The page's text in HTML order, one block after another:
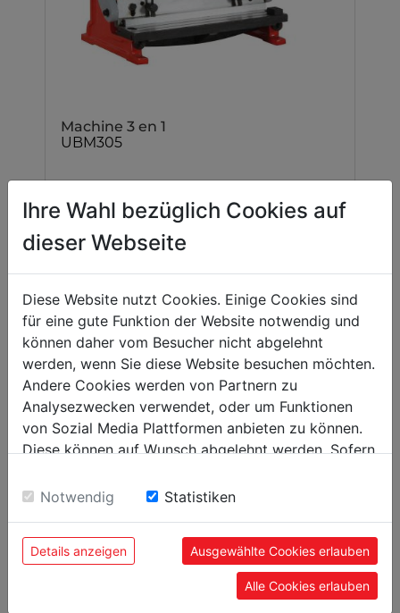
Machine 3 en 1
UBM305
UBM1400MS
Ihre Wahl bezüglich Cookies auf
dieser Webseite
Diese Website nutzt Cookies. Einige Cookies sind
für eine gute Funktion der Website notwendig und
können daher vom Besucher nicht abgelehnt
werden, wenn Sie diese Website besuchen möchten.
Andere Cookies werden von Partnern zu
Analysezwecken verwendet, oder um Funktionen
von Sozial Media Plattformen anbieten zu können.
Diese können auf Wunsch abgelehnt werden. Sofern
Einwilligung zu unseren Cookies.
Notwendig Statistiken
Details anzeigen Ausgewählte Cookies erlauben
Alle Cookies erlauben